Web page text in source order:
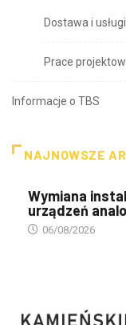
Dostawa i usługi
Prace
Informacje o TBS
NAJNOWSZE
Wymiana
urządzeń
06/08/2026